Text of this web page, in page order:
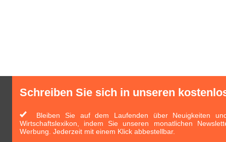
Schreiben Sie sich in unseren
Bleiben Sie auf dem Laufenden über Neuigkeiten
Wirtschaftslexikon, indem Sie unseren monatlichen
Werbung. Jederzeit mit einem Klick abbestellbar.